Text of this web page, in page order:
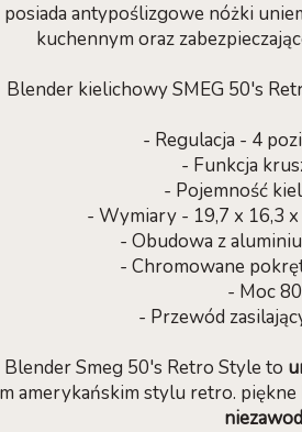
antypoślizgowe nóżki
kuchennym oraz
Blender kielichowy SMEG 50's
- Regulacja - 4
- Funkcja
- Pojemność
- Wymiary - 19,7 x 16,3 x
- Obudowa z
- Chromowane
- Moc
- Przewód
Smeg 50's Retro Style to
amerykańskim stylu retro.